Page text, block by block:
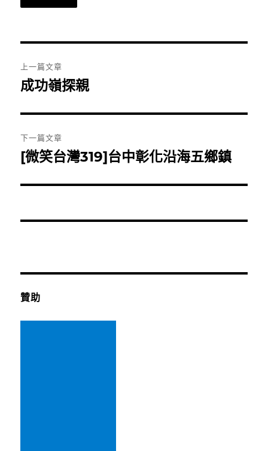
章
覽
上一篇文章
上
篇
文
章:
成功嶺探親
下一篇文章
下
篇
章:
[微笑台灣319]台中彰化沿海五鄉鎮
贊助